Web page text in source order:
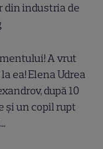
din industria de
A vrut
ea! Elena Udrea
după 10
și un copil rupt